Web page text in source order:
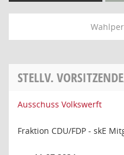
STELLV.
Ausschuss Volkswerft
Fraktion CDU/FDP - skE